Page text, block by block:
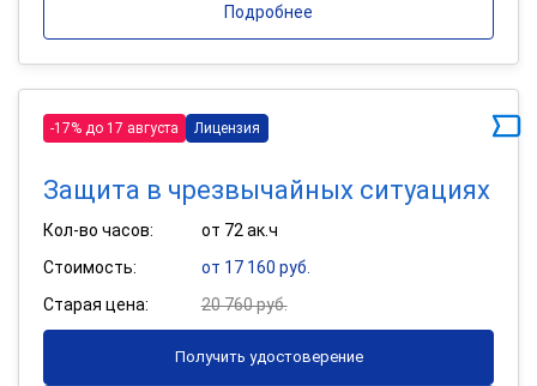
Подробнее
-17% до 17 августа Лицензия
Защита в чрезвычайных ситуациях
Кол-во часов:
от 72 ак.ч
Стоимость:
от 17 160 руб.
Старая цена:
20 760 руб.
Получить удостоверение